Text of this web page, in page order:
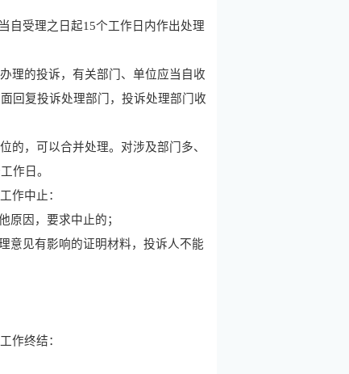
自受理之日起15个工作日内作出处理
的投诉，有关部门、单位应当自收
回复投诉处理部门，投诉处理部门收
，可以合并处理。对涉及部门多、
作日。
作中止：
原因，要求中止的；
意见有影响的证明材料，投诉人不能
作终结：